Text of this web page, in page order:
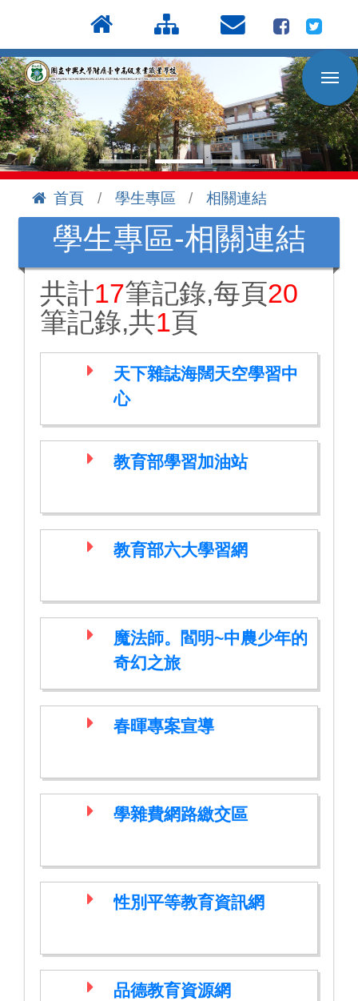
到
主
要
內
容
區
首頁 學生專區
相關連結
學生專區-相關連結
共計17筆記錄,每頁20
筆記錄,共1頁
天下雜誌海闊天空學習中
心
教育部學習加油站
教育部六大學習網
魔法師。閻明~中農少年的
奇幻之旅
春暉專案宣導
學雜費網路繳交區
性別平等教育資訊網
品德教育資源網